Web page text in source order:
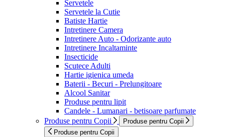
Servetele
Servetele la Cutie
Batiste Hartie
Intretinere Camera
Intretinere Auto - Odorizante auto
Intretinere Incaltaminte
Insecticide
Scutece Adulti
Hartie igienica umeda
Baterii - Becuri - Prelungitoare
Alcool Sanitar
Produse pentru lipit
Candele - Lumanari - betisoare parfumate
Produse pentru Copii
Produse pentru Copii
Produse pentru Copii